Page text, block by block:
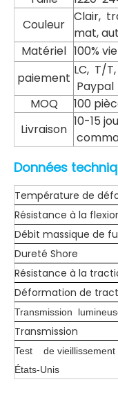
Couleur
Clair,
mat,
Matériel 100%
paiement
LC, T/
Paypal
MOQ
100
Livraison
10-15
Données
Température de
Résistance à la
Débit massique de
Dureté Shore
Résistance à la
Déformation de
Transmission
Transmission
Test de vieillissement
États-Unis